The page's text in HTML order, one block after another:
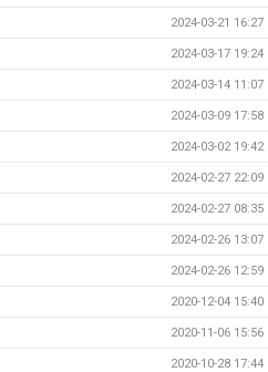
2024-03-21 16:27
2024-03-17 19:24
2024-03-14 11:07
2024-03-09 17:58
2024-03-02 19:42
2024-02-27 22:09
2024-02-27 08:35
2024-02-26 13:07
2024-02-26 12:59
2020-12-04 15:40
2020-11-06 15:56
2020-10-28 17:44